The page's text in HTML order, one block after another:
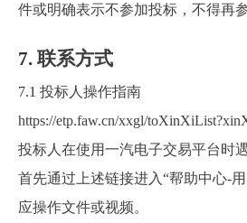
件或明确表示不参加投标，不得再
7. 联系方式
7.1 投标人操作指南
https://etp.faw.cn/xxgl/
投标人在使用一汽电子交易平台时
首先通过上述链接进入“帮助中心-
应操作文件或视频。